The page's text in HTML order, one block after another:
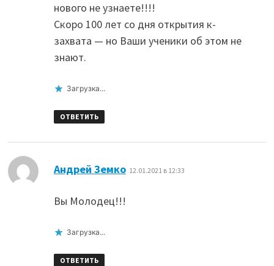
нового не узнаете!!!!
Скоро 100 лет со дня открытия к-
захвата — но Ваши ученики об этом не
знают.
Загрузка...
ОТВЕТИТЬ
Андрей Земко: 12.01.2021 в 12:33
Вы Молодец!!!
Загрузка...
ОТВЕТИТЬ